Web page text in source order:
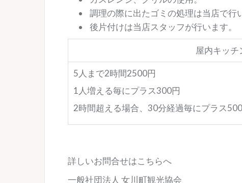
調理の際に出たゴミの処理は当店で行
後片付けは当店スタッフが行います。
屋内キッ
5人まで2時間2500円
1人増える毎にプラス300円
2時間超える場合、30分経過毎にプラス
詳しいお問合せはこちらへ
一般社団法人 女川町観光協会